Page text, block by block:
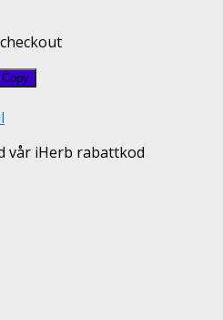
Copy
vår iHerb rabattkod